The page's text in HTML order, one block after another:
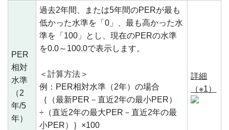
PER
相対
水準
（2
年/5
年）
過去2年間、または5年間のPERが最も
低かった水準を「0」、最も高かった水
準を「100」とし、現在のPERの水準
を0.0～100.0で表示します。
＜計算方法＞
例：PER相対水準（2年）の場合
｛（最新PER－直近2年の最小PER）
÷（直近2年の最大PER－直近2年の最
小PER）｝×100
詳細
（※1）